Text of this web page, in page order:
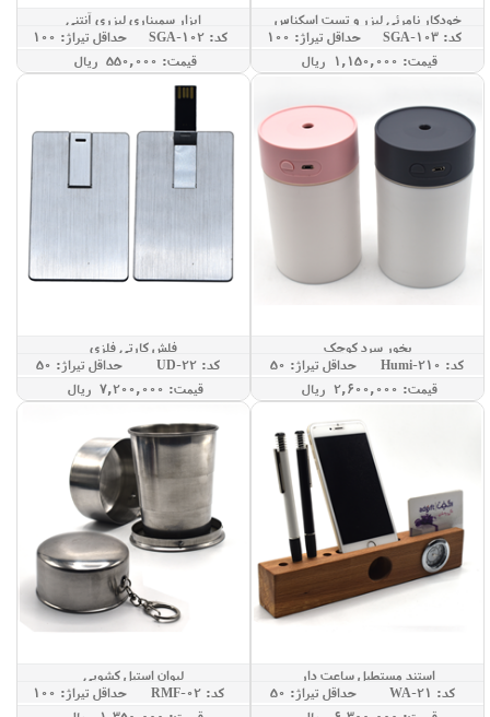
خودکار نامرئی لیزر و تست اسکناس
کد: SGA-103
حداقل تيراژ: 100
قيمت: 1,150,000 ريال
ابزار سمیناری لیزری آنتنی
کد: SGA-102
حداقل تيراژ: 100
قيمت: 550,000 ريال
بخور سرد کوچک
کد: Humi-210
حداقل تيراژ: 50
قيمت: 2,600,000 ريال
فلش کارتی فلزی
کد: UD-22
حداقل تيراژ: 50
قيمت: 7,200,000 ريال
استند مستطیل ساعت دار
کد: WA-21
حداقل تيراژ: 50
لیوان استیل کشویی
کد: RMF-02
حداقل تيراژ: 100